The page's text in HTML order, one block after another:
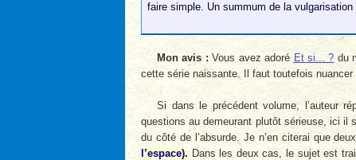
faire simple. Un summum de la vulgarisation
Mon avis :Vous avez adoré Et si... ? du
cette série naissante. Il faut toutefois
Si dans le précédent volume, l’auteur
questions au demeurant plutôt sérieuse, ici il
du côté de l’absurde. Je n’en citerai que
l’espace). Dans les deux cas, le sujet est